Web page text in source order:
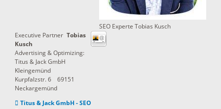
SEO Experte Tobias Kusch
Executive Partner Tobias
Kusch
Advertising & Optimizing:
Titus & Jack GmbH
Kleingemünd
Kurpfalzstr. 6
69151
Neckargemünd
Titus & Jack GmbH - SEO